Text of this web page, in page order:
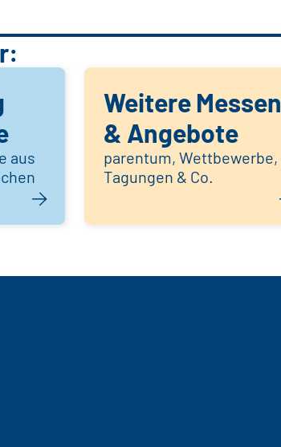
aus
Weitere Messen
& Angebote
parentum, Wettbewerbe,
Tagungen & Co.